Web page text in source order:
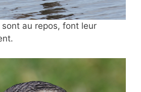
au repos, font leur